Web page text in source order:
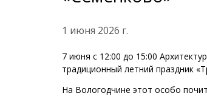
1 июня 2026 г.
7 июня с 12:00 до 15:00
традиционный летний праздник
На Вологодчине этот особо